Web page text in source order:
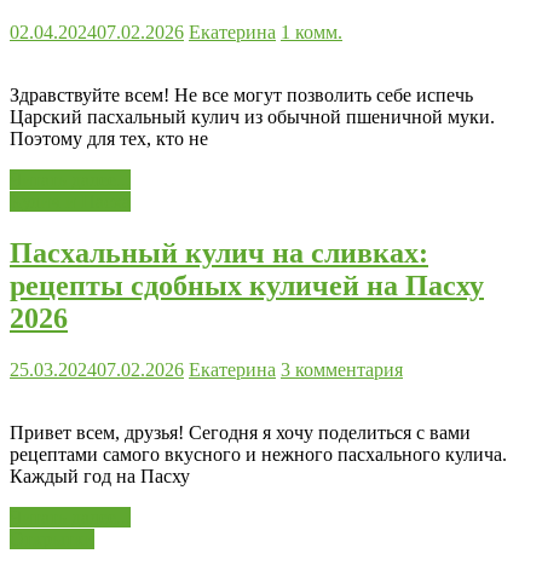
02.04.202407.02.2026 Екатерина 1 комм.
Здравствуйте всем! Не все могут позволить себе испечь
Царский пасхальный кулич из обычной пшеничной муки.
Поэтому для тех, кто не
Пасхальный кулич на сливках:
рецепты сдобных куличей на Пасху
2026
25.03.202407.02.2026 Екатерина 3 комментария
Привет всем, друзья! Сегодня я хочу поделиться с вами
рецептами самого вкусного и нежного пасхального кулича.
Каждый год на Пасху